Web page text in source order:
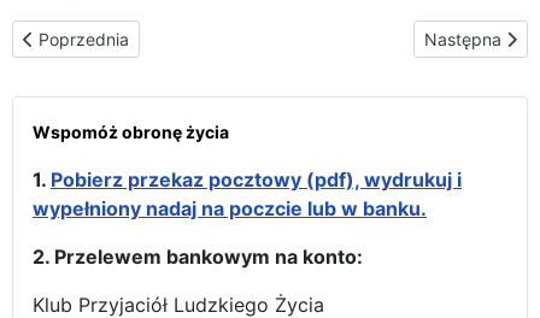
Poprzednia strona: W Alpach – od ss. betlejemitek do Salzburga
Poprzednia Następna
Następna
Wspomóż obronę życia
1. Pobierz przekaz pocztowy (pdf), wydrukuj i
wypełniony nadaj na poczcie lub w banku.
2. Przelewem bankowym na konto:
Klub Przyjaciół Ludzkiego Życia